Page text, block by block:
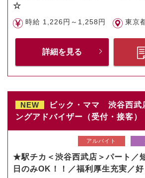
☆
時給 1,226円～1,258円 東京
詳細を見る
NEW
ビック・ママ 渋谷西武
ングアドバイザー（受付・接客）
アルバイト
★駅チカ＜渋谷西武店＞パート／
日のみOK！！／福利厚生充実／好